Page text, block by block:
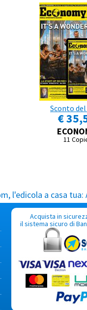
Sconto del
€
11
l'edicola a casa tua:
Acquista in
il sistema sicuro di